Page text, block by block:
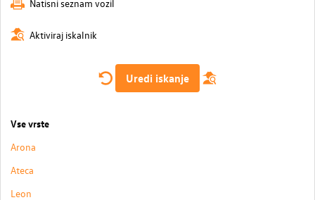
Natisni seznam vozil
Aktiviraj iskalnik
Uredi iskanje
Vse vrste
Arona
Ateca
Leon